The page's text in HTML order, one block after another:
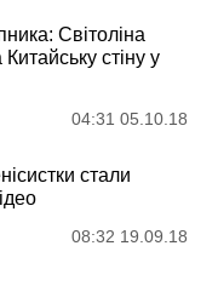
Світоліна
стіну у
04:31 05.10.18
стали
08:32 19.09.18